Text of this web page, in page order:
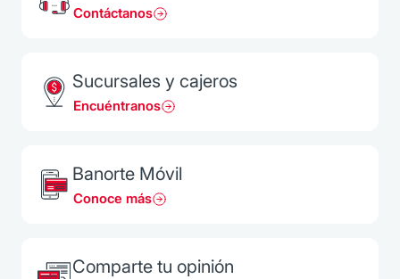
Contáctanos
Sucursales y cajeros
Encuéntranos
Banorte Móvil
Conoce más
Comparte tu opinión